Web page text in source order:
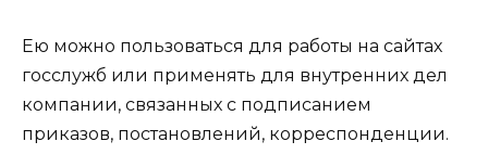
Ею можно пользоваться для работы на сайтах
госслужб или применять для внутренних дел
компании, связанных с подписанием
приказов, постановлений, корреспонденции.